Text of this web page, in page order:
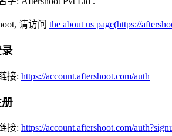
请访问 the about us page(https://
接: https://account.aftershoot.com/auth
接: https://account.aftershoot.com/